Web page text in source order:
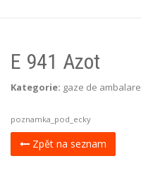
E 941 Azot
Kategorie: gaze de ambalare
poznamka_pod_ecky
Zpět na seznam